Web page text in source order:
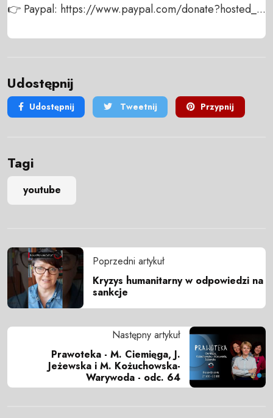
👉 Paypal: https://www.paypal.com/donate?hosted_...
Udostępnij
Udostępnij Tweetnij Przypnij
Tagi
youtube
Poprzedni artykuł
Kryzys humanitarny w odpowiedzi na
sankcje
Następny artykuł
Prawoteka - M. Ciemięga, J.
Jeżewska i M. Kożuchowska-
Warywoda - odc. 64